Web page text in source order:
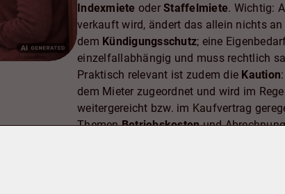
Indexmiete oder Staffelmiete. Wichtig:
verkauft wird, ändert das allein nichts
dem Kündigungsschutz; eine
einzelfallabhängig und muss rechtlich
Praktisch relevant ist zudem die Kaution
dem Mieter zugeordnet und wird im
weitergereicht bzw. im Kaufvertrag
ThemenBetriebskostenund
möchten nachvollziehen können,
vereinbart sind, wie die letzten
Rückstände gab. Damit der Verkauf